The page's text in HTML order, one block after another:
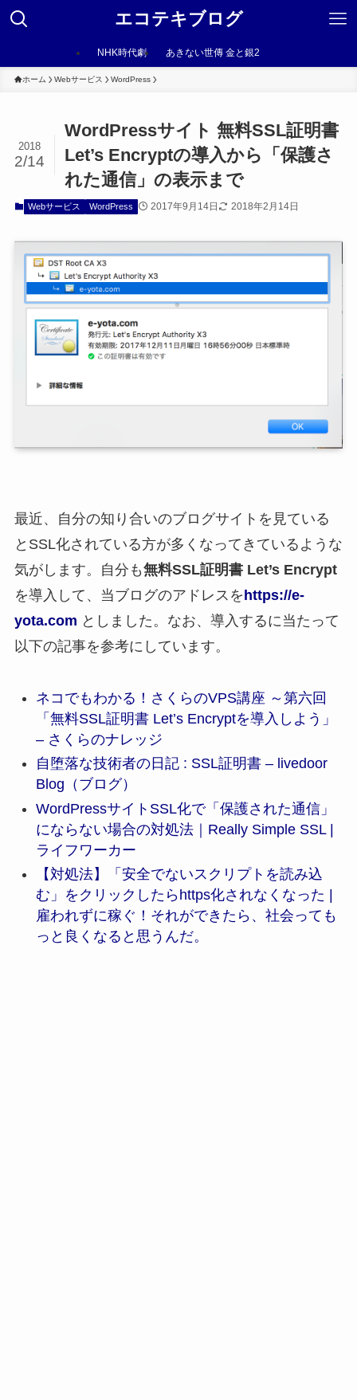
エコテキブログ
NHK時代劇 あきない世傳 金と銀2
ホーム Webサービス WordPress
WordPressサイト 無料SSL証明書
Let’s Encryptの導入から「保護さ
れた通信」の表示まで
2018
2/14
Webサービス WordPress 2017年9月14日 2018年2月14日
最近、自分の知り合いのブログサイトを見ている
とSSL化されている方が多くなってきているような
気がします。自分も無料SSL証明書 Let’s Encrypt
を導入して、当ブログのアドレスをhttps://e-
yota.com としました。なお、導入するに当たって
以下の記事を参考にしています。
ネコでもわかる！さくらのVPS講座 ～第六回
「無料SSL証明書 Let’s Encryptを導入しよう」
– さくらのナレッジ
自堕落な技術者の日記 : SSL証明書 – livedoor
Blog（ブログ）
WordPressサイトSSL化で「保護された通信」
にならない場合の対処法｜Really Simple SSL |
ライフワーカー
【対処法】「安全でないスクリプトを読み込
む」をクリックしたらhttps化されなくなった |
雇われずに稼ぐ！それができたら、社会っても
っと良くなると思うんだ。